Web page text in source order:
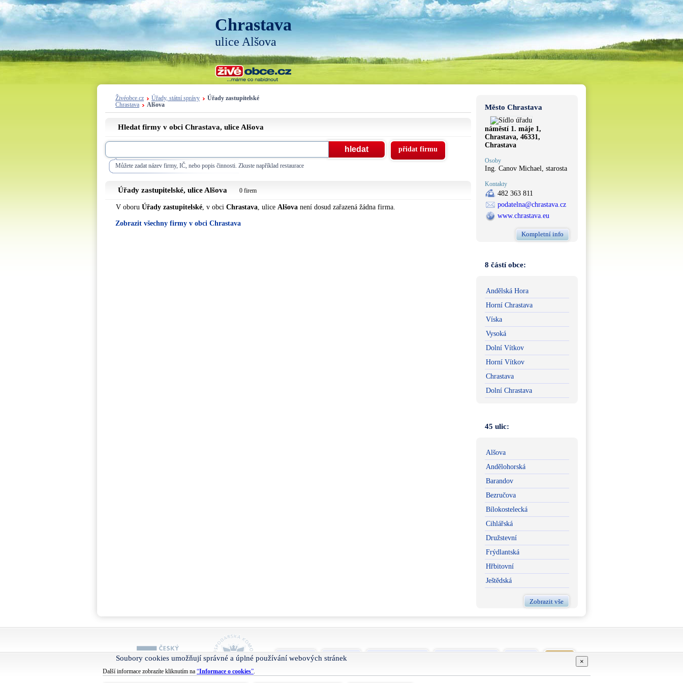
Chrastava
ulice Alšova
Živéobce.cz Úřady, státní správy
Úřady zastupitelské
Chrastava
Alšova
Hledat firmy v obci Chrastava, ulice Alšova
Můžete zadat název firmy, IČ, nebo popis činnosti. Zkuste například restaurace
přidat firmu
Úřady zastupitelské, ulice Alšova 0 firem
V oboru Úřady zastupitelské, v obci Chrastava, ulice Alšova není dosud zařazená žádna firma.
Zobrazit všechny firmy v obci Chrastava
Město Chrastava
náměstí 1. máje 1,
Chrastava, 46331,
Chrastava
Osoby
Ing. Canov Michael, starosta
Kontakty
482 363 811
podatelna@chrastava.cz
www.chrastava.eu
Kompletní info
8 částí obce:
Andělská Hora
Horní Chrastava
Víska
Vysoká
Dolní Vítkov
Horní Vítkov
Chrastava
Dolní Chrastava
45 ulic:
Alšova
Andělohorská
Barandov
Bezručova
Bílokostelecká
Cihlářská
Družstevní
Frýdlantská
Hřbitovní
Ještědská
Zobrazit vše
O projektu Nápověda
×
Soubory cookies umožňují správné a úplné používání webových stránek
Další informace zobrazíte kliknutím na “Informace o cookies”.